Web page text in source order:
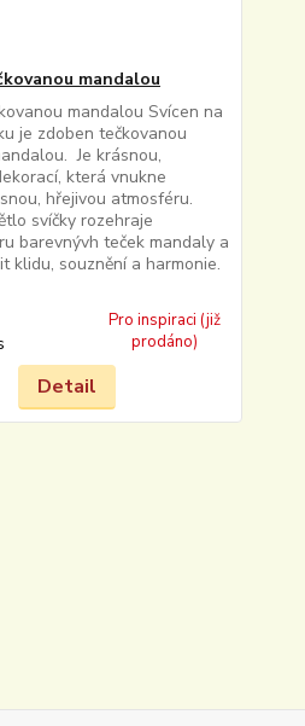
mandalou
mandalou Svícen na
je zdoben tečkovanou
Je krásnou,
která vnukne
hřejivou atmosféru.
svíčky rozehraje
barevnývh teček mandaly a
klidu, souznění a harmonie.
Pro inspiraci (již
prodáno)
Detail